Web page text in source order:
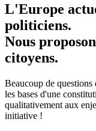
L'Europe
politiciens.
Nous
citoyens.
Beaucoup de
les bases d'une
qualitativement aux
initiative !